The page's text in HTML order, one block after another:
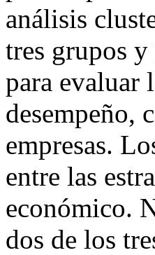
análisis
tres grupos
para evaluar
desempeño,
empresas.
entre las
económico.
dos de los